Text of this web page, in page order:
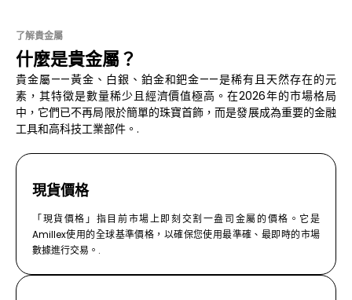
了解貴金屬
什麼是貴金屬？
貴金屬——黃金、白銀、鉑金和鈀金——是稀有且天然存在的元
素，其特徵是數量稀少且經濟價值極高。在2026年的市場格局
中，它們已不再局限於簡單的珠寶首飾，而是發展成為重要的金融
工具和高科技工業部件。.
現貨價格
「現貨價格」指目前市場上即刻交割一盎司金屬的價格。它是
Amillex使用的全球基準價格，以確保您使用最準確、最即時的市場
數據進行交易。.